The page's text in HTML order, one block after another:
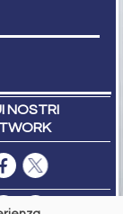
NOSTRI